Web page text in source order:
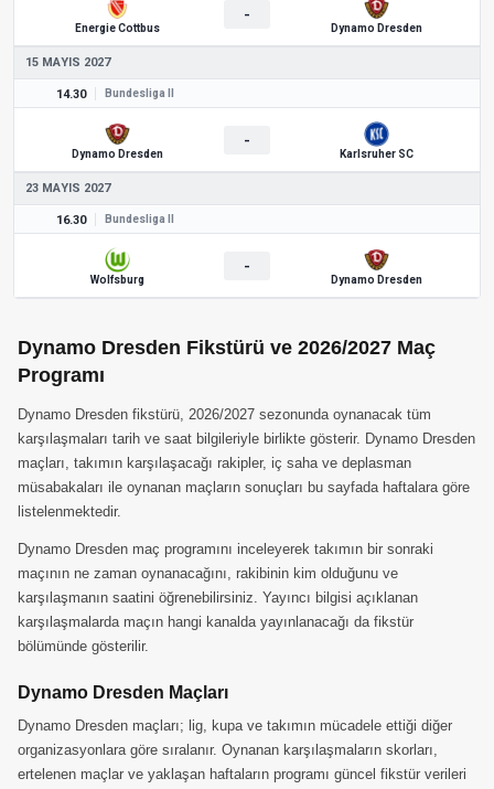
Energie Cottbus
-
Dynamo Dresden
15 MAYIS 2027
14.30 Bundesliga II
Dynamo Dresden
-
Karlsruher SC
23 MAYIS 2027
16.30 Bundesliga II
Wolfsburg
-
Dynamo Dresden
Dynamo Dresden Fikstürü ve 2026/2027 Maç
Programı
Dynamo Dresden fikstürü, 2026/2027 sezonunda oynanacak tüm
karşılaşmaları tarih ve saat bilgileriyle birlikte gösterir. Dynamo Dresden
maçları, takımın karşılaşacağı rakipler, iç saha ve deplasman
müsabakaları ile oynanan maçların sonuçları bu sayfada haftalara göre
listelenmektedir.
Dynamo Dresden maç programını inceleyerek takımın bir sonraki
maçının ne zaman oynanacağını, rakibinin kim olduğunu ve
karşılaşmanın saatini öğrenebilirsiniz. Yayıncı bilgisi açıklanan
karşılaşmalarda maçın hangi kanalda yayınlanacağı da fikstür
bölümünde gösterilir.
Dynamo Dresden Maçları
Dynamo Dresden maçları; lig, kupa ve takımın mücadele ettiği diğer
organizasyonlara göre sıralanır. Oynanan karşılaşmaların skorları,
ertelenen maçlar ve yaklaşan haftaların programı güncel fikstür verileri